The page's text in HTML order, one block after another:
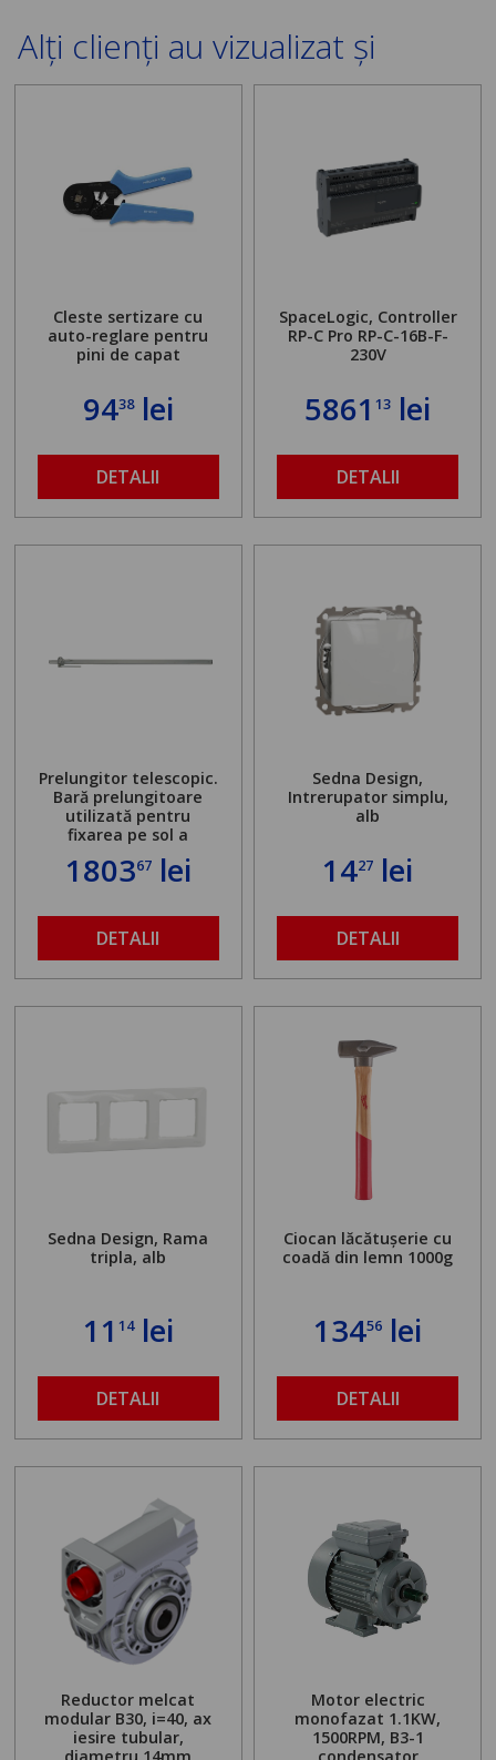
Alți clienți au vizualizat și
Cleste sertizare cu
auto-reglare pentru
pini de capat
9438lei
DETALII
SpaceLogic, Controller
RP-C Pro RP-C-16B-F-
230V
586113 lei
DETALII
Prelungitor telescopic.
Bară prelungitoare
utilizată pentru
fixarea pe sol a
găurit în locul
maximă admisă de 500
kg și înălțime reglabilă
de la 1,8 la 2,9 m
180367lei
DETALII
Sedna Design,
Intrerupator simplu,
alb
1427 lei
DETALII
Sedna Design, Rama
tripla, alb
11 14lei
DETALII
Ciocan lăcătușerie cu
coadă din lemn 1000g
13456 lei
DETALII
Reductor melcat
modular B30, i=40, ax
iesire tubular,
Motor electric
monofazat 1.1KW,
1500RPM, B3-1